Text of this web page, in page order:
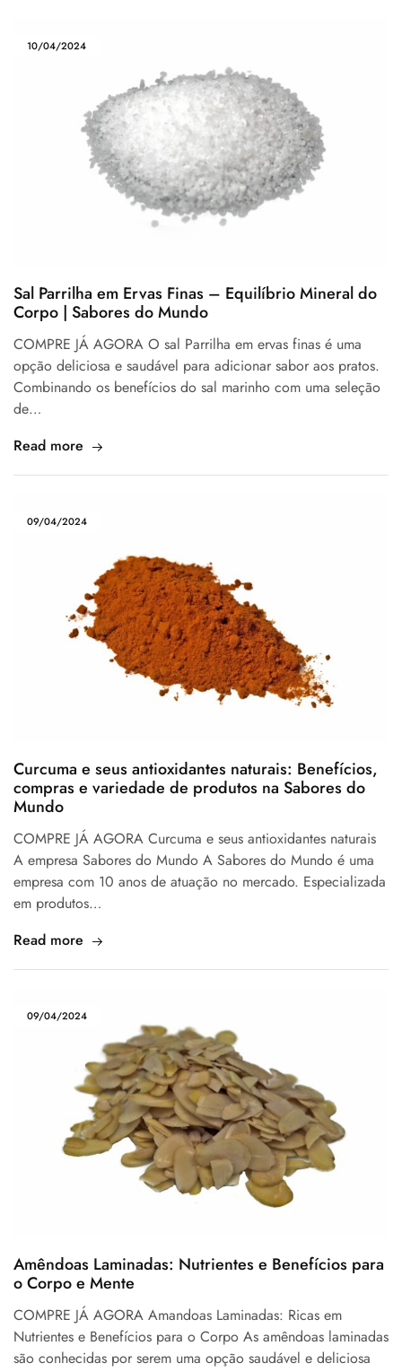
10/04/2024
Sal Parrilha em Ervas Finas – Equilíbrio Mineral do
Corpo | Sabores do Mundo
COMPRE JÁ AGORA O sal Parrilha em ervas finas é uma
opção deliciosa e saudável para adicionar sabor aos pratos.
Combinando os benefícios do sal marinho com uma seleção
de…
Read more
09/04/2024
Curcuma e seus antioxidantes naturais: Benefícios,
compras e variedade de produtos na Sabores do
Mundo
COMPRE JÁ AGORA Curcuma e seus antioxidantes naturais
A empresa Sabores do Mundo A Sabores do Mundo é uma
empresa com 10 anos de atuação no mercado. Especializada
em produtos…
Read more
09/04/2024
Amêndoas Laminadas: Nutrientes e Benefícios para
o Corpo e Mente
COMPRE JÁ AGORA Amandoas Laminadas: Ricas em
Nutrientes e Benefícios para o Corpo As amêndoas laminadas
são conhecidas por serem uma opção saudável e deliciosa